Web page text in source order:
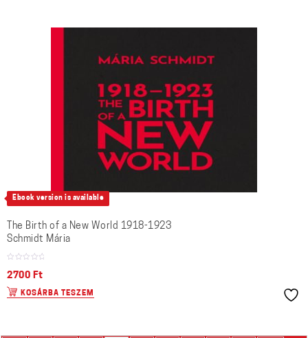
Ebook version is available
The Birth of a New World 1918-1923
Schmidt Mária
2700 Ft
KOSÁRBA TESZEM